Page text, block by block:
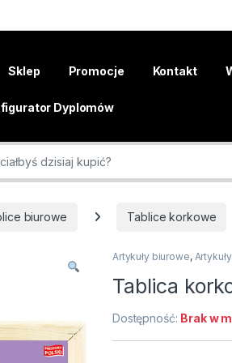
Sklep Promocje Kontakt
Dyplomów
biurowe Tablice korkowe
Artykuły biurowe,
Tablica
Dostępność: Brak w